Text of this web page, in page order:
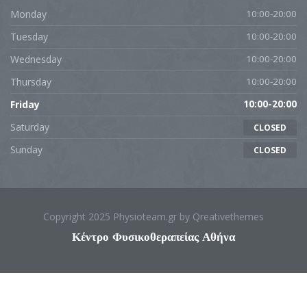
Monday 10:00-20:00
Tuesday 10:00-20:00
Wednesday 10:00-20:00
Thursday 10:00-20:00
Friday 10:00-20:00
Saturday CLOSED
Sunday CLOSED
Copyright 2025 Physioteam.gr by Qreativethemes
Κέντρο Φυσικοθεραπείας Αθήνα